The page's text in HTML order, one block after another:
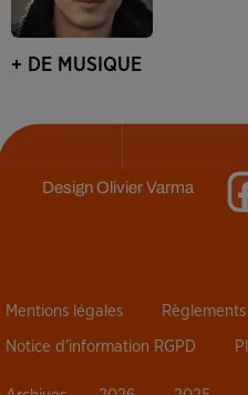
+ DE MUSIQUE
DesignOlivier Varma
Mentions légales
Notice d’information RGPD